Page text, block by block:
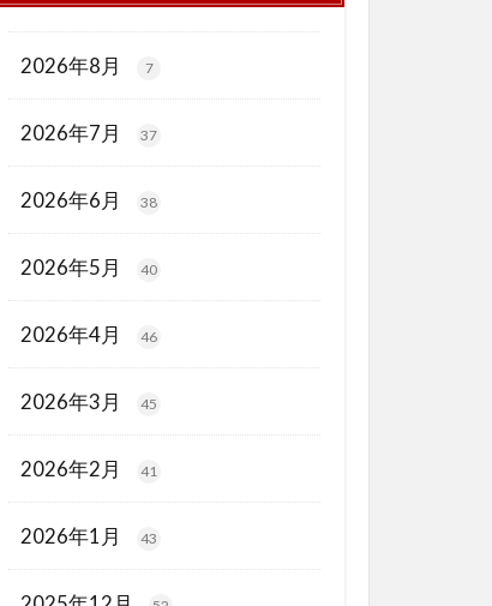
2026年8月 7
2026年7月 37
2026年6月 38
2026年5月 40
2026年4月 46
2026年3月 45
2026年2月 41
2026年1月 43